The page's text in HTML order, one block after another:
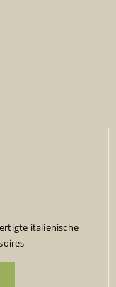
italienische